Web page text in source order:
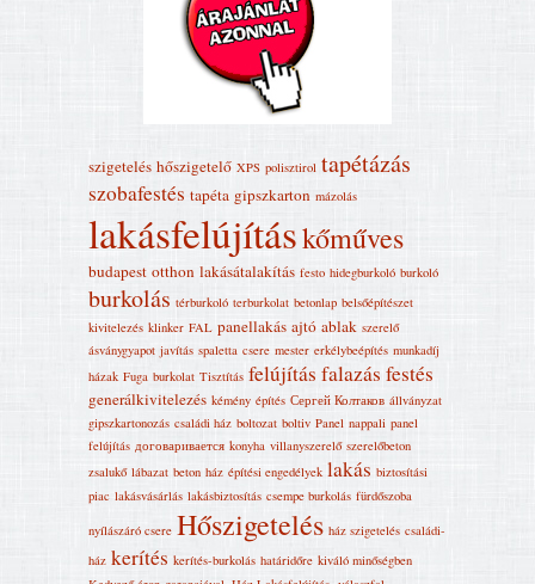
szigetelés hőszigetelő XPS polisztirol tapétázás
szobafestés tapéta gipszkarton mázolás
lakásfelújításkőműves
budapest otthon lakásátalakítás festo hidegburkoló burkoló
burkolás térburkoló terburkolat betonlap belsőépítészet
kivitelezés klinker FAL panellakás ajtó ablak szerelő
ásványgyapot javítás spaletta csere mester erkélybeépítés munkadíj
házak Fuga burkolat Tisztítás felújítás falazás festés
generálkivitelezés kémény építés Сергей Колтаков állványzat
gipszkartonozás családi ház boltozat boltiv Panel nappali panel
felújítás договаривается konyha villanyszerelő szerelőbeton
zsalukő lábazat beton ház építési engedélyek lakás biztosítási
piac lakásvásárlás lakásbiztosítás csempe burkolás fürdőszoba
nyílászáró csere Hőszigetelés ház szigetelés családi-
ház kerítés kerítés-burkolás határidőre kiváló minőségben